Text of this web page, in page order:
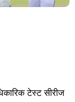
टेस्ट सीरीज